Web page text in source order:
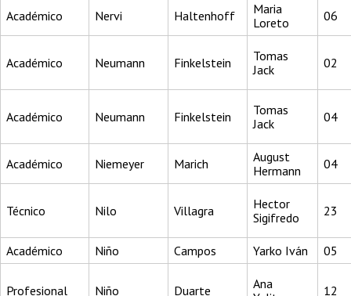
Académico Nervi Haltenhoff
Maria
Loreto
06
Académico Neumann Finkelstein
Tomas
Jack
02
Académico Neumann Finkelstein
Tomas
Jack
04
Académico Niemeyer Marich
August
Hermann
04
Técnico Nilo Villagra
Hector
Sigifredo
23
Académico Niño Campos Yarko Iván 05
Profesional Niño Duarte
Ana
12